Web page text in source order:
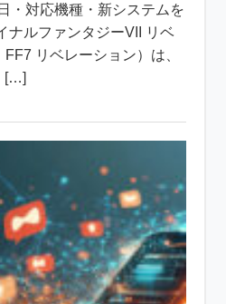
・対応機種・新システムを
ナルファンタジーVII リベ
リベレーション）は、
[…]